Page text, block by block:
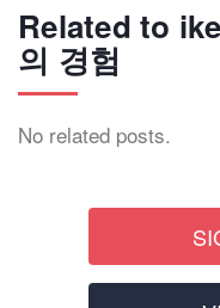
Related to
의 경험
No related posts.